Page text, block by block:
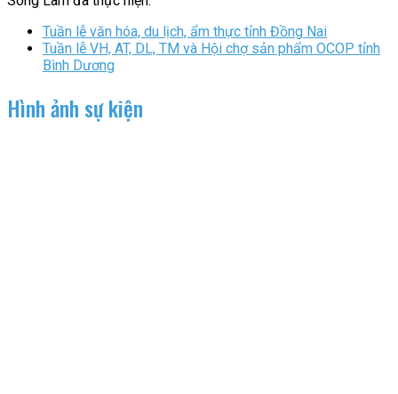
Tuần lễ văn hóa, du lịch, ẩm thực tỉnh Đồng Nai
Tuần lễ VH, AT, DL, TM và Hội chợ sản phẩm OCOP tỉnh
Bình Dương
Hình ảnh sự kiện